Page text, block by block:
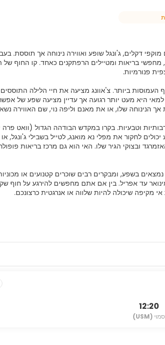
דקלים, ג'ונגל שופע ואווירה נינוחה אך תוססת.
בריאות ומטיילים הרפתקנים כאחד. קו החוף של
ביותר. צ'אוונג מציעה את חיי הלילה
היא מעט יותר רגועה אך עדיין מציעה שפע של
וטבעיות. בקרו במקדש הבודהה הגדול (וואט
לחקור את מפלי נא מואנג, לטייל בשבילי ג'ונגל,
ובצוקי הגיר שלו. האי הוא גם מרכז בריאות
בשפע, ומבקרים רבים שוכרים קטנועים או
עד אפריל. בין אם אתם מחפשים להירגע על חוף
מקיפה שיכולה להיות שלווה או אנרגטית כרצונכם.
12:20
(USM)